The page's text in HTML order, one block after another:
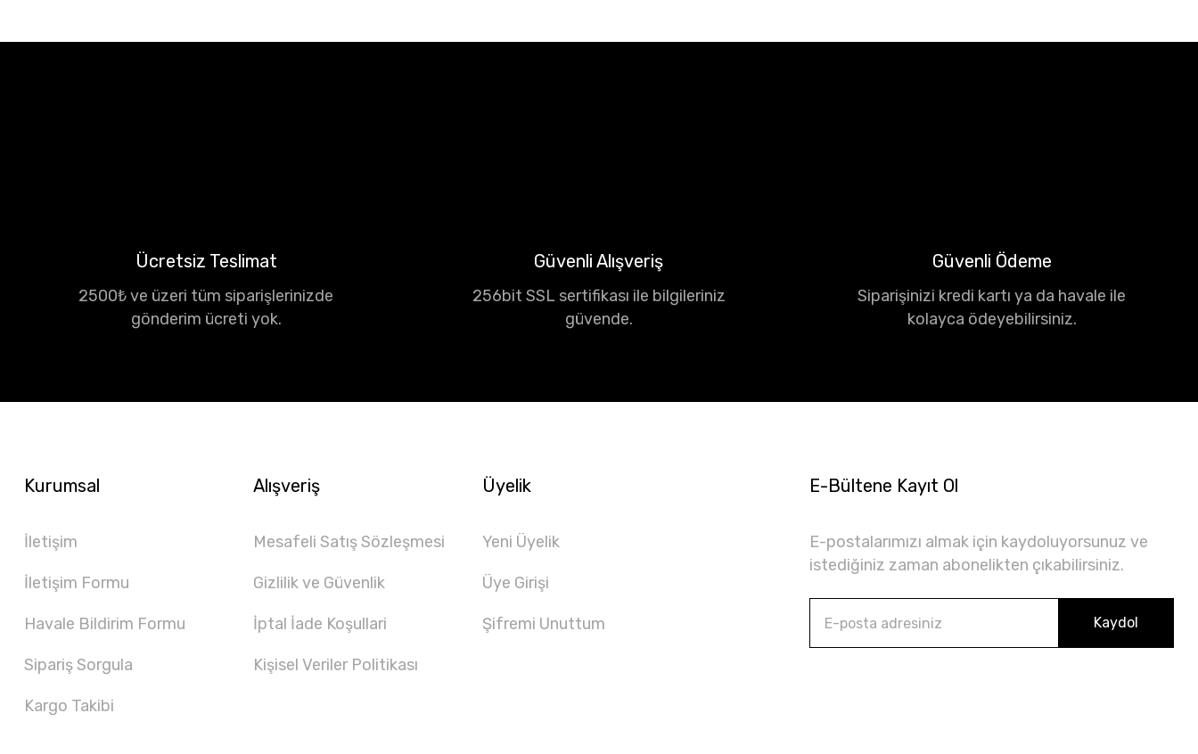
Ücretsiz Teslimat
2500₺ ve üzeri tüm siparişlerinizde
gönderim ücreti yok.
Güvenli Alışveriş
256bit SSL sertifikası ile bilgileriniz
güvende.
Güvenli Ödeme
Siparişinizi kredi kartı ya da havale ile
kolayca ödeyebilirsiniz.
Kurumsal
İletişim
İletişim Formu
Havale Bildirim Formu
Sipariş Sorgula
Kargo Takibi
Alışveriş
Mesafeli Satış Sözleşmesi
Gizlilik ve Güvenlik
İptal İade Koşullari
Kişisel Veriler Politikası
Üyelik
Yeni Üyelik
Üye Girişi
Şifremi Unuttum
E-Bültene Kayıt Ol
E-postalarımızı almak için kaydoluyorsunuz ve
istediğiniz zaman abonelikten çıkabilirsiniz.
Kaydol